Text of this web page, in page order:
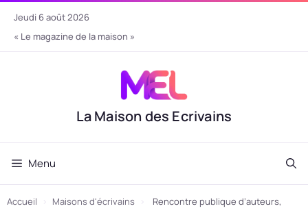
jeudi 6 août 2026
« Le magazine de la maison »
La Maison des Ecrivains
Menu
Accueil Maisons d'écrivains
Rencontre publique d’auteurs,